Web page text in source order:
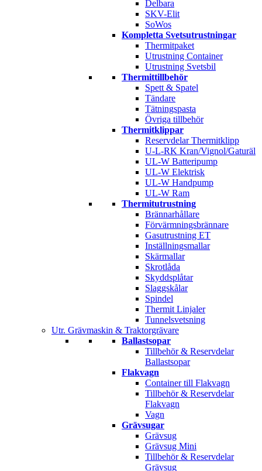
Delbara
SKV-Elit
SoWos
Kompletta Svetsutrustningar
Thermitpaket
Utrustning Container
Utrustning Svetsbil
Thermittillbehör
Spett & Spatel
Tändare
Tätningspasta
Övriga tillbehör
Thermitklippar
Reservdelar Thermitklipp
U-L-RK Kran/Vignol/Gaturäl
UL-W Batteripump
UL-W Elektrisk
UL-W Handpump
UL-W Ram
Thermitutrustning
Brännarhållare
Förvärmningsbrännare
Gasutrustning ET
Inställningsmallar
Skärmallar
Skrotlåda
Skyddsplåtar
Slaggskålar
Spindel
Thermit Linjaler
Tunnelsvetsning
Utr. Grävmaskin & Traktorgrävare
Ballastsopar
Tillbehör & Reservdelar
Ballastsopar
Flakvagn
Container till Flakvagn
Tillbehör & Reservdelar
Flakvagn
Vagn
Grävsugar
Grävsug
Grävsug Mini
Tillbehör & Reservdelar
Grävsug